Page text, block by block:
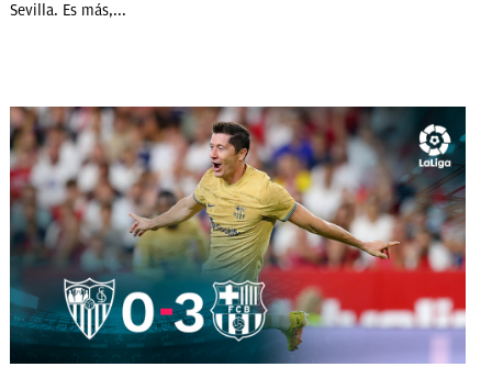
Sevilla. Es más,...